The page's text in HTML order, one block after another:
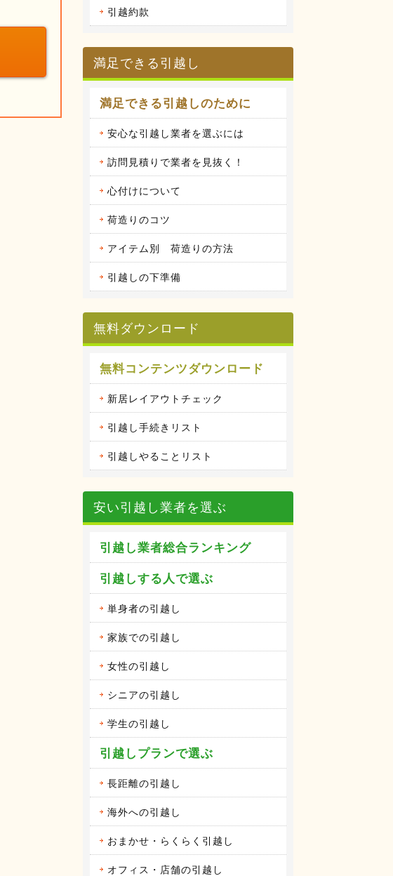
引越約款
満足できる引越し
満足できる引越しのために
安心な引越し業者を選ぶには
訪問見積りで業者を見抜く！
心付けについて
荷造りのコツ
アイテム別 荷造りの方法
引越しの下準備
無料ダウンロード
無料コンテンツダウンロード
新居レイアウトチェック
引越し手続きリスト
引越しやることリスト
安い引越し業者を選ぶ
引越し業者総合ランキング
引越しする人で選ぶ
単身者の引越し
家族での引越し
女性の引越し
シニアの引越し
学生の引越し
引越しプランで選ぶ
長距離の引越し
海外への引越し
おまかせ・らくらく引越し
オフィス・店舗の引越し